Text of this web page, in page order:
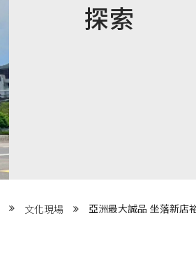
探索
文化現場 亞洲最大誠品 坐落新店